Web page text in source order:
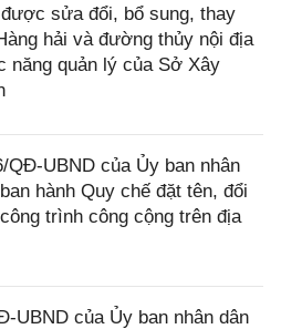
sửa đổi, bổ sung, thay
hải và đường thủy nội địa
năng quản lý của Sở Xây
QĐ-UBND của Ủy ban nhân
hành Quy chế đặt tên, đổi
trình công cộng trên địa
UBND của Ủy ban nhân dân